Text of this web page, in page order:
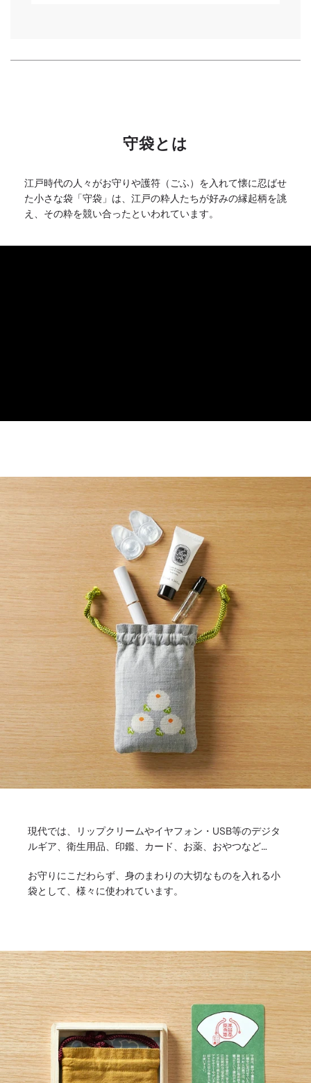
守袋とは
江戸時代の人々がお守りや護符（ごふ）を入れて懐に忍ばせ
た小さな袋「守袋」は、江戸の粋人たちが好みの縁起柄を誂
え、その粋を競い合ったといわれています。
現代では、リップクリームやイヤフォン・USB等のデジタ
ルギア、衛生用品、印鑑、カード、お薬、おやつなど…
お守りにこだわらず、身のまわりの大切なものを入れる小
袋として、様々に使われています。